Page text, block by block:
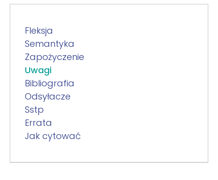
Fleksja
Semantyka
Zapożyczenie
Uwagi
Bibliografia
Odsyłacze
Sstp
Errata
Jak cytować